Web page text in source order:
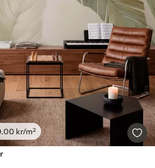
.00 kr/m²